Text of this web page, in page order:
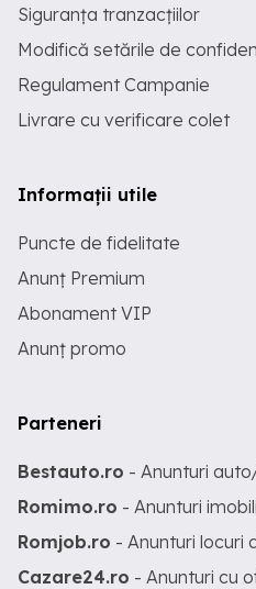
Siguranța tranzacțiilor
Modifică setările de
Regulament Campanie
Livrare cu verificare colet
Informații utile
Puncte de fidelitate
Anunț Premium
Abonament VIP
Anunț promo
Parteneri
Bestauto.ro - Anunturi
Romimo.ro - Anunturi
Romjob.ro - Anunturi locuri
Cazare24.ro - Anunturi cu